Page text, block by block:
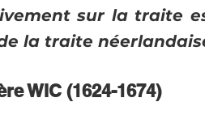
sur la traite
la traite
WIC (1624-1674)